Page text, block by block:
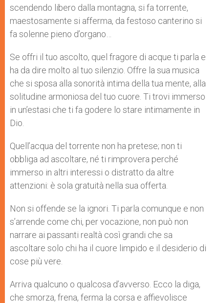
scendendo libero dalla montagna, si fa torrente,
maestosamente si afferma, da festoso canterino si
fa solenne pieno d’organo…
Se offri il tuo ascolto, quel fragore di acque ti parla e
ha da dire molto al tuo silenzio. Offre la sua musica
che si sposa alla sonorità intima della tua mente, alla
solitudine armoniosa del tuo cuore. Ti trovi immerso
in un’estasi che ti fa godere lo stare intimamente in
Dio.
Quell’acqua del torrente non ha pretese; non ti
obbliga ad ascoltare, né ti rimprovera perché
immerso in altri interessi o distratto da altre
attenzioni: è sola gratuità nella sua offerta.
Non si offende se la ignori. Ti parla comunque e non
s’arrende come chi, per vocazione, non può non
narrare ai passanti realtà così grandi che sa
ascoltare solo chi ha il cuore limpido e il desiderio di
cose più vere.
Arriva qualcuno o qualcosa d’avverso. Ecco la diga,
che smorza, frena, ferma la corsa e affievolisce